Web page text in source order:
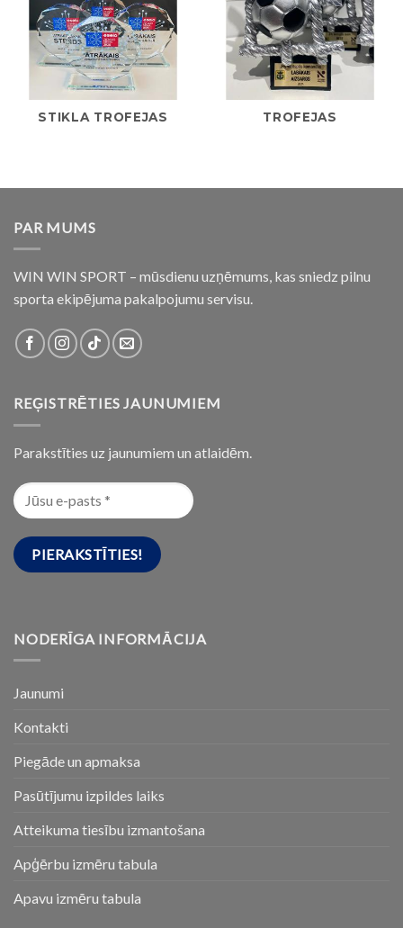
STIKLA TROFEJAS TROFEJAS
PAR MUMS
WIN WIN SPORT – mūsdienu uzņēmums, kas sniedz pilnu
sporta ekipējuma pakalpojumu servisu.
REĢISTRĒTIES JAUNUMIEM
Parakstīties uz jaunumiem un atlaidēm.
NODERĪGA INFORMĀCIJA
Jaunumi
Kontakti
Piegāde un apmaksa
Pasūtījumu izpildes laiks
Atteikuma tiesību izmantošana
Apģērbu izmēru tabula
Apavu izmēru tabula